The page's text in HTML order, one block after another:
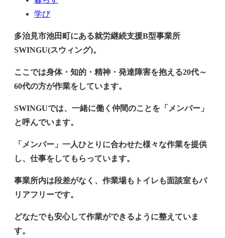
学び
多治見市池田町にある就労継続支援B型事業所
SWINGU(スウィング)。
ここでは身体・知的・精神・発達障害を抱える20代～
60代の方が作業をしています。
SWINGUでは、一緒に働く仲間のことを「メンバー」
と呼んでいます。
「メンバー」一人ひとりに合わせた様々な作業を提供
し、仕事をしてもらっています。
事業所内は段差がなく、作業場もトイレも面談室もバ
リアフリーです。
どなたでも安心して作業ができるように整えていま
す。